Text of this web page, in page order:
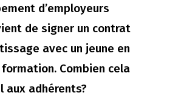
d’employeurs
de signer un contrat
avec un jeune en
Combien cela
aux adhérents?